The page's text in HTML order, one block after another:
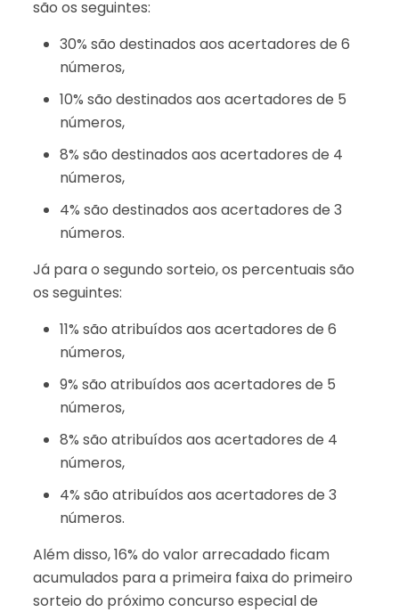
são os seguintes:
30% são destinados aos acertadores de 6
números,
10% são destinados aos acertadores de 5
números,
8% são destinados aos acertadores de 4
números,
4% são destinados aos acertadores de 3
números.
Já para o segundo sorteio, os percentuais são
os seguintes:
11% são atribuídos aos acertadores de 6
números,
9% são atribuídos aos acertadores de 5
números,
8% são atribuídos aos acertadores de 4
números,
4% são atribuídos aos acertadores de 3
números.
Além disso, 16% do valor arrecadado ficam
acumulados para a primeira faixa do primeiro
sorteio do próximo concurso especial de